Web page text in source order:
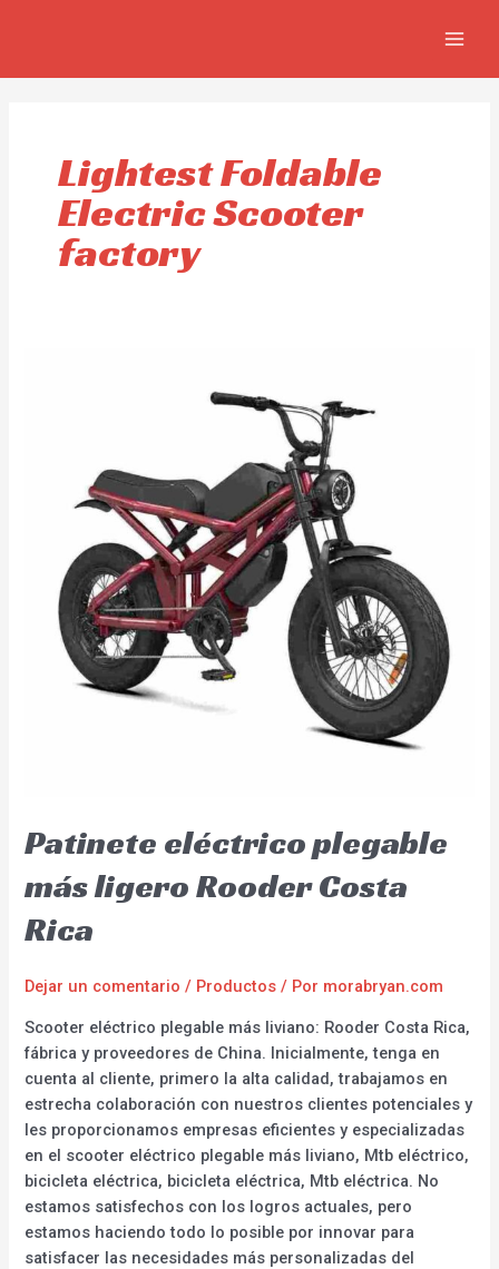
Lightest Foldable
Electric Scooter
factory
Patinete eléctrico plegable
más ligero Rooder Costa
Rica
Dejar un comentario / Productos / Por morabryan.com
Scooter eléctrico plegable más liviano: Rooder Costa Rica,
fábrica y proveedores de China. Inicialmente, tenga en
cuenta al cliente, primero la alta calidad, trabajamos en
estrecha colaboración con nuestros clientes potenciales y
les proporcionamos empresas eficientes y especializadas
en el scooter eléctrico plegable más liviano, Mtb eléctrico,
bicicleta eléctrica, bicicleta eléctrica, Mtb eléctrica. No
estamos satisfechos con los logros actuales, pero
estamos haciendo todo lo posible por innovar para
satisfacer las necesidades más personalizadas del